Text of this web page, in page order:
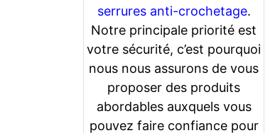
serrures anti-crochetage.
Notre principale priorité est
votre sécurité, c’est pourquoi
nous nous assurons de vous
proposer des produits
abordables auxquels vous
pouvez faire confiance pour